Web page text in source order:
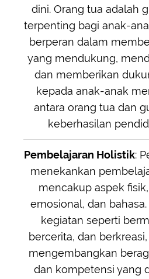
dini. Orang tua adalah
terpenting bagi anak-
berperan dalam
yang mendukung,
dan memberikan
kepada anak-anak
antara orang tua dan
keberhasilan
Pembelajaran Holistik:
menekankan
mencakup aspek
emosional, dan
kegiatan seperti
bercerita, dan
mengembangkan
dan kompetensi yang